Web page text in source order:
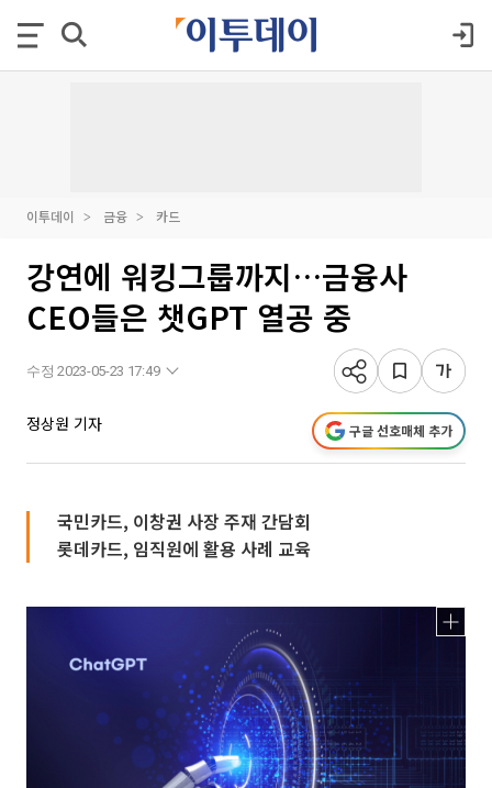
이투데이 금융 카드
강연에 워킹그룹까지…금융사
CEO들은 챗GPT 열공 중
수정 2023-05-23 17:49
정상원 기자 구글 선호매체 추가
국민카드, 이창권 사장 주재 간담회
롯데카드, 임직원에 활용 사례 교육